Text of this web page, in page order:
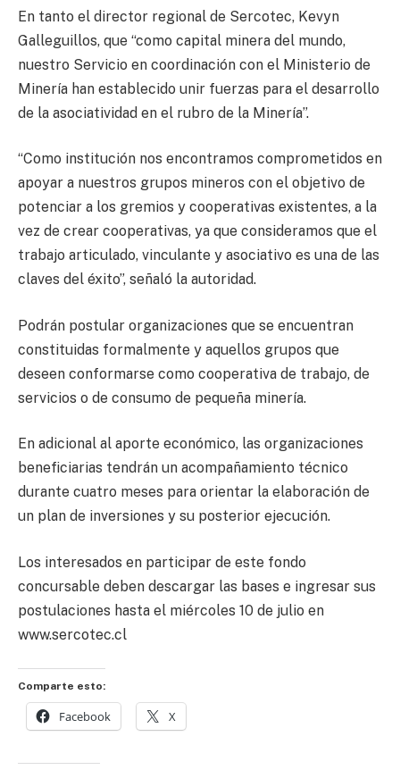
En tanto el director regional de Sercotec, Kevyn
Galleguillos, que “como capital minera del mundo,
nuestro Servicio en coordinación con el Ministerio de
Minería han establecido unir fuerzas para el desarrollo
de la asociatividad en el rubro de la Minería”.
“Como institución nos encontramos comprometidos en
apoyar a nuestros grupos mineros con el objetivo de
potenciar a los gremios y cooperativas existentes, a la
vez de crear cooperativas, ya que consideramos que el
trabajo articulado, vinculante y asociativo es una de las
claves del éxito”, señaló la autoridad.
Podrán postular organizaciones que se encuentran
constituidas formalmente y aquellos grupos que
deseen conformarse como cooperativa de trabajo, de
servicios o de consumo de pequeña minería.
En adicional al aporte económico, las organizaciones
beneficiarias tendrán un acompañamiento técnico
durante cuatro meses para orientar la elaboración de
un plan de inversiones y su posterior ejecución.
Los interesados en participar de este fondo
concursable deben descargar las bases e ingresar sus
postulaciones hasta el miércoles 10 de julio en
www.sercotec.cl
Comparte esto:
Facebook X